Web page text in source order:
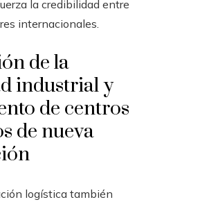
la credibilidad entre
internacionales.
de la
industrial y
de centros
de nueva
logística también